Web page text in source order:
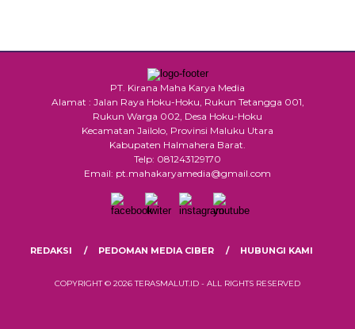
PT. Kirana Maha Karya Media
Alamat : Jalan Raya Hoku-Hoku, Rukun Tetangga 001,
Rukun Warga 002, Desa Hoku-Hoku
Kecamatan Jailolo, Provinsi Maluku Utara
Kabupaten Halmahera Barat.
Telp: 081243129170
Email: pt.mahakaryamedia@gmail.com
REDAKSI PEDOMAN MEDIA CIBER HUBUNGI KAMI
COPYRIGHT © 2026 TERASMALUT.ID - ALL RIGHTS RESERVED